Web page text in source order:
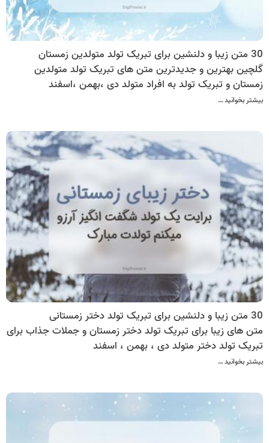
30 متن زیبا و دلنشین برای تبریک تولد متولدین زمستان
گلچین بهترین و جدیدترین متن های تبریک تولد متولدین
زمستان و تبریک تولد به افراد متولد دی ،بهمن ،اسفند
بیشتر بخوانید …
30 متن زیبا و دلنشین برای تبریک تولد دختر زمستانی
متن های زیبا برای تبریک تولد دختر زمستان و جملات جذاب برای
تبریک تولد دختر متولد دی ، بهمن ، اسفند
بیشتر بخوانید …